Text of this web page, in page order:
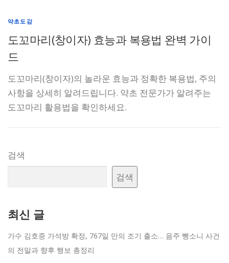
약초도감
도꼬마리(창이자) 효능과 복용법 완벽 가이
드
도꼬마리(창이자)의 놀라운 효능과 정확한 복용법, 주의
사항을 상세히 알려드립니다. 약초 전문가가 알려주는
도꼬마리 활용법을 확인하세요.
검색
검색
최신 글
가수 김호중 가석방 확정, 767일 만의 조기 출소… 음주 뺑소니 사건
의 전말과 향후 행보 총정리